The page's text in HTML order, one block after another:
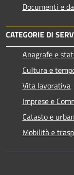
Documenti e
CATEGORIE DI
Anagrafe e
Cultura e
Vita lavorativa
Imprese e
Catasto e
Mobilità e